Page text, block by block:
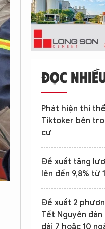
ĐỌC
Phát hiện thi
Tiktoker bên
cư
Đề xuất tăng
lên đến 9,8% từ
Đề xuất 2
Tết Nguyên đán
dài 7 hoặc 10